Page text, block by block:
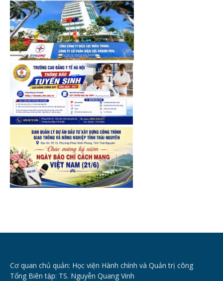
Cơ quan chủ quản: Học viện Hành chính và Quản trị công
Tổng Biên tập: TS. Nguyễn Quang Vinh